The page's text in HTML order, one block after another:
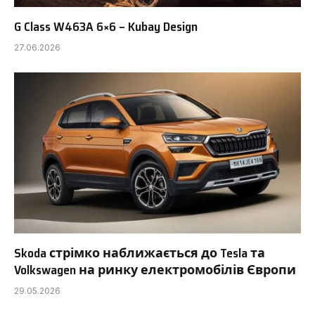
G Class W463A 6×6 – Kubay Design
27.06.2026
Skoda стрімко наближається до Tesla та
Volkswagen на ринку електромобілів Європи
29.05.2026